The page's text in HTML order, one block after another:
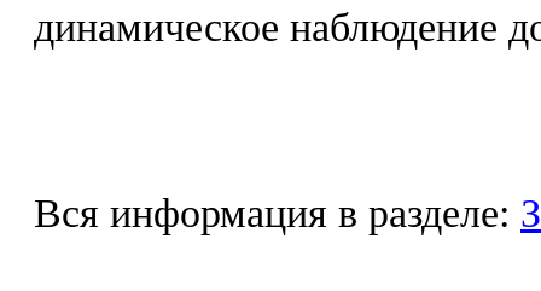
динамическое наблюдение
Вся информация в разделе: